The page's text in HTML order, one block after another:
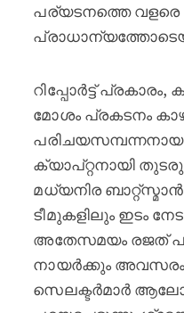
പര്യടനത്തെ വളരെ
റിപ്പോർട്ട്
മോശം പ്രകടനം
ക്യാപ്റ്റനായി
മധ്യനിര
ടീമുകളിലും ഇടം
അതേസമയം രജത്
നായർക്കും അവസരം
സെലക്ടർമാർ